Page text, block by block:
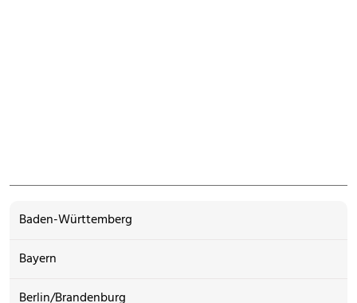
Baden-Württemberg
Bayern
Berlin/Brandenburg